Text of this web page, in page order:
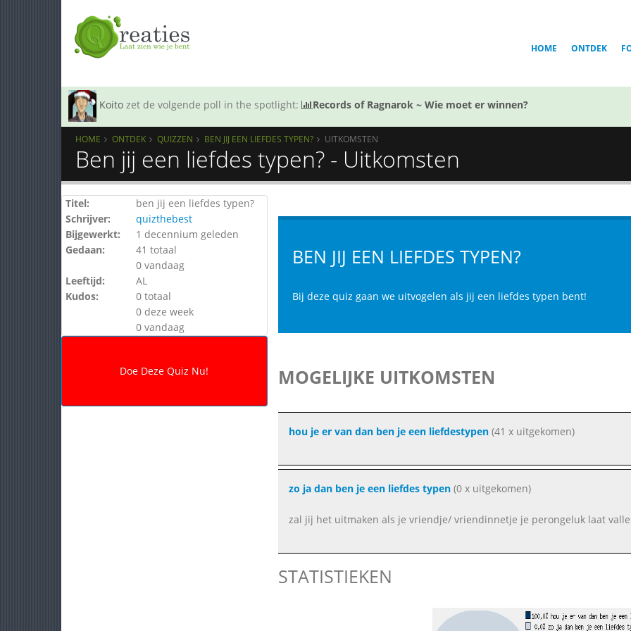
HOME ONTDEK
Koito zet de volgende poll in the spotlight: Records of Ragnarok ~ Wie moet er winnen?
HOME ONTDEK QUIZZEN BEN JIJ EEN LIEFDES TYPEN? UITKOMSTEN
Ben jij een liefdes typen? - Uitkomsten
Titel:
ben jij een liefdes typen?
Schrijver:
quizthebest
Bijgewerkt:
1 decennium geleden
Gedaan:
41 totaal
0 vandaag
Leeftijd:
AL
Kudos:
0 totaal
0 deze week
0 vandaag
BEN JIJ EEN LIEFDES TYPEN?
Bij deze quiz gaan we uitvogelen als jij een liefdes typen bent!
MOGELIJKE UITKOMSTEN
hou je er van dan ben je een liefdestypen(41 x uitgekomen)
zo ja dan ben je een liefdes typen(0 x uitgekomen)
zal jij het uitmaken als je vriendje/ vriendinnetje je perongeluk laat
STATISTIEKEN